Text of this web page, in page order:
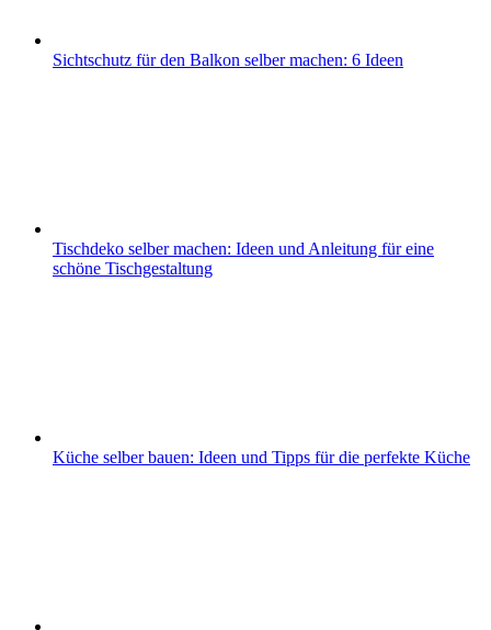
Sichtschutz für den Balkon selber machen: 6 Ideen
Tischdeko selber machen: Ideen und Anleitung für eine
schöne Tischgestaltung
Küche selber bauen: Ideen und Tipps für die perfekte Küche